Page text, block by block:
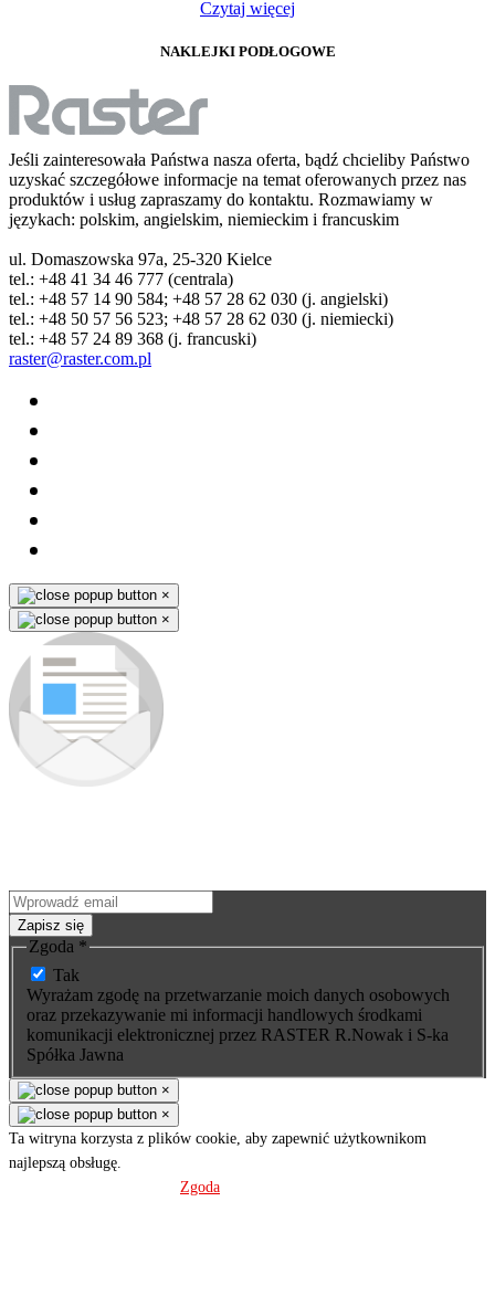
Czytaj więcej
NAKLEJKI PODŁOGOWE
Jeśli zainteresowała Państwa nasza oferta, bądź chcieliby Państwo
uzyskać szczegółowe informacje na temat oferowanych przez nas
produktów i usług zapraszamy do kontaktu. Rozmawiamy w
językach: polskim, angielskim, niemieckim i francuskim
ul. Domaszowska 97a, 25-320 Kielce
tel.: +48 41 34 46 777 (centrala)
tel.: +48 57 14 90 584; +48 57 28 62 030 (j. angielski)
tel.: +48 50 57 56 523; +48 57 28 62 030 (j. niemiecki)
tel.: +48 57 24 89 368 (j. francuski)
raster@raster.com.pl
×
×
Zapisz się
Zgoda *
Tak
Wyrażam zgodę na przetwarzanie moich danych osobowych
oraz przekazywanie mi informacji handlowych środkami
komunikacji elektronicznej przez RASTER R.Nowak i S-ka
Spółka Jawna
×
×
Ta witryna korzysta z plików cookie, aby zapewnić użytkownikom
najlepszą obsługę.
Zgoda